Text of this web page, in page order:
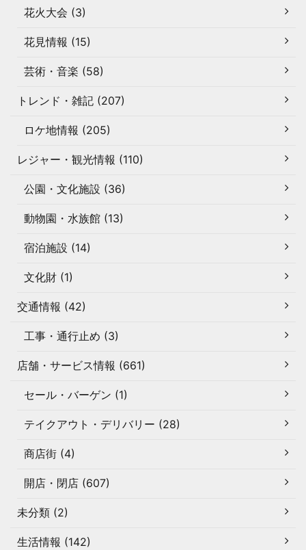
花火大会 (3)
花見情報 (15)
芸術・音楽 (58)
トレンド・雑記 (207)
ロケ地情報 (205)
レジャー・観光情報 (110)
公園・文化施設 (36)
動物園・水族館 (13)
宿泊施設 (14)
文化財 (1)
交通情報 (42)
工事・通行止め (3)
店舗・サービス情報 (661)
セール・バーゲン (1)
テイクアウト・デリバリー (28)
商店街 (4)
開店・閉店 (607)
未分類 (2)
生活情報 (142)